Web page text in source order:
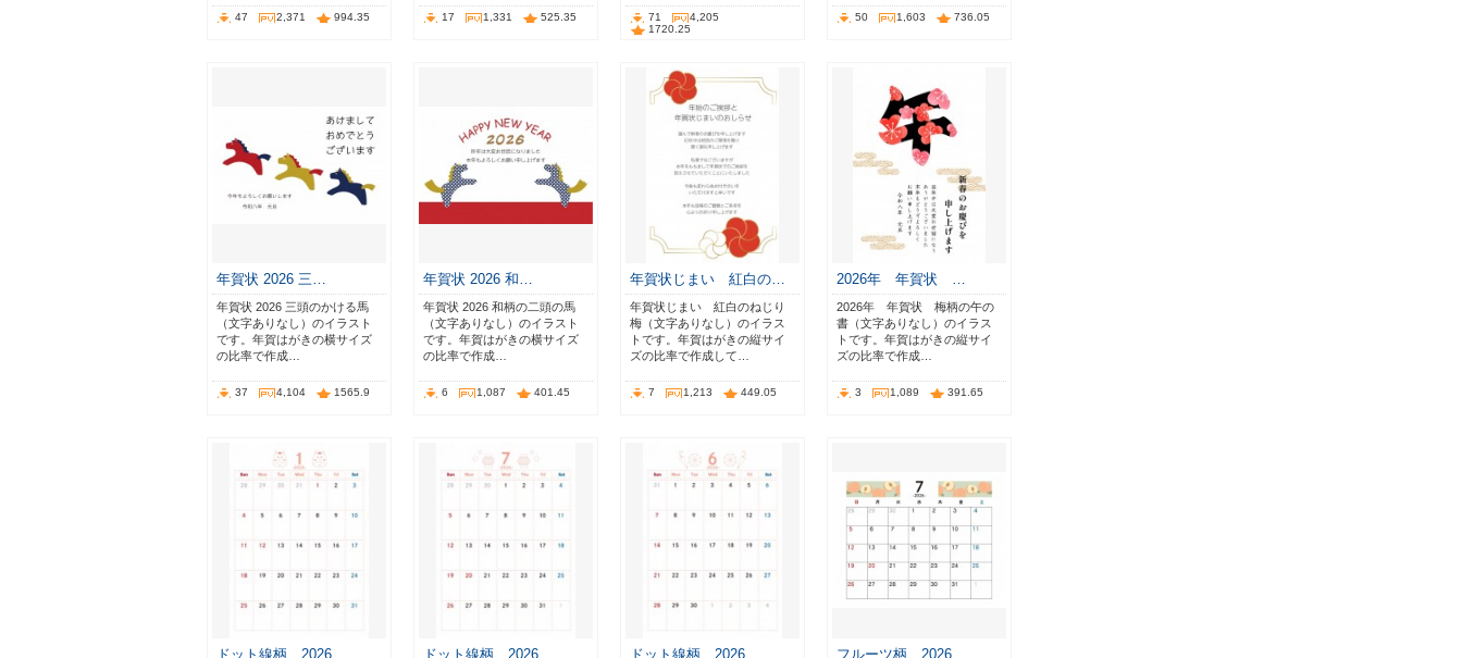
47 2,371 994.35 17 1,331 525.35 71
4,205
1720.25
50 1,603 736.05
年賀状 2026 三…
年賀状 2026 三頭のかける馬
（文字ありなし）のイラスト
です。年賀はがきの横サイズ
の比率で作成…
37 4,104 1565.9
年賀状 2026 和…
年賀状 2026 和柄の二頭の馬
（文字ありなし）のイラスト
です。年賀はがきの横サイズ
の比率で作成…
6 1,087 401.45
年賀状じまい 紅白の…
年賀状じまい 紅白のねじり
梅（文字ありなし）のイラス
トです。年賀はがきの縦サイ
ズの比率で作成して…
7 1,213 449.05
2026年 年賀状 …
2026年 年賀状 梅柄の午の
書（文字ありなし）のイラス
トです。年賀はがきの縦サイ
ズの比率で作成…
3 1,089 391.65
ドット線柄 2026… ドット線柄 2026… ドット線柄 2026… フルーツ柄 2026…